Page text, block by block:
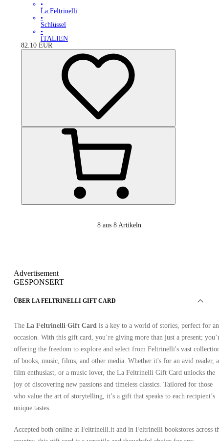
•
La Feltrinelli
•
Schlüssel
•
ITALIEN
82.10 EUR
8 aus 8 Artikeln
Advertisement
GESPONSERT
ÜBER LA FELTRINELLI GIFT CARD
The La Feltrinelli Gift Card is a key to a world of stories, perfect for
occasion. With this gift card, you’re giving more than just a present;
offering the freedom to explore and select from Feltrinelli's vast
of books, music, films, and other media. Whether it's for an avid reader, a
film enthusiast, or a music lover, the La Feltrinelli Gift Card unlocks the
joy of discovering new passions and timeless classics. Tailored for those
who value the art of storytelling, it’s a gift that speaks to each recipient’s
unique tastes.
Accepted both online at Feltrinelli.it and in Feltrinelli bookstores across